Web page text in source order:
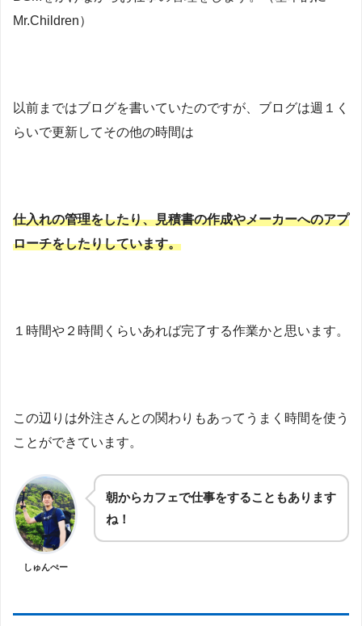
Mr.Children）
以前まではブログを書いていたのですが、ブログは週１く
らいで更新してその他の時間は
仕入れの管理をしたり、見積書の作成やメーカーへのアプ
ローチをしたりしています。
１時間や２時間くらいあれば完了する作業かと思います。
この辺りは外注さんとの関わりもあってうまく時間を使う
ことができています。
しゅんぺー
朝からカフェで仕事をすることもあります
ね！